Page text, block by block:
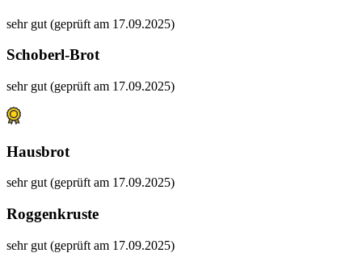
sehr gut (geprüft am 17.09.2025)
Schoberl-Brot
sehr gut (geprüft am 17.09.2025)
Hausbrot
sehr gut (geprüft am 17.09.2025)
Roggenkruste
sehr gut (geprüft am 17.09.2025)